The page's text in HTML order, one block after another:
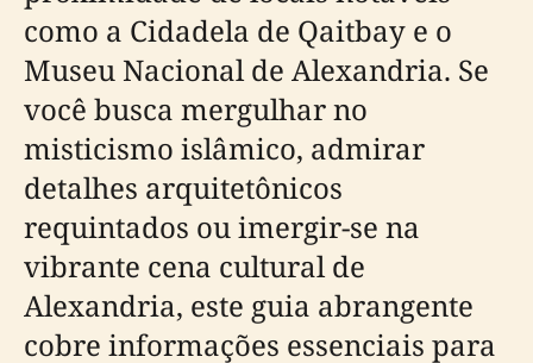
como a Cidadela de Qaitbay e o
Museu Nacional de Alexandria. Se
você busca mergulhar no
misticismo islâmico, admirar
detalhes arquitetônicos
requintados ou imergir-se na
vibrante cena cultural de
Alexandria, este guia abrangente
cobre informações essenciais para